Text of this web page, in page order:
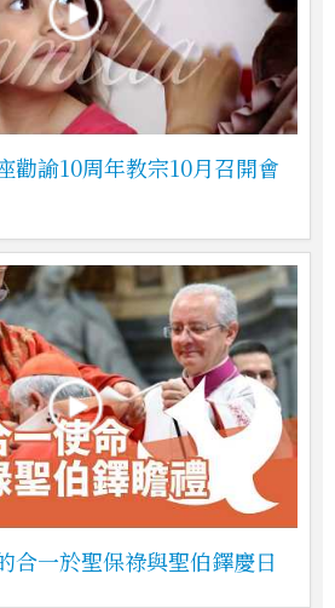
勸諭10周年教宗10月召開會
合一於聖保祿與聖伯鐸慶日